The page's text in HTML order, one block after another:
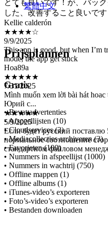
繁體中文
Kellie calderón
★★★★☆
9/9/2025
This app is good, but when I’m
mode, the app get stuck
Hoa89a
★★★★★
7/31/2025
Mình muốn xem lời bài hát hoac
Юрий с...
★★★★★
5/9/2025
Если будет русский поставлю
нормальное соотношение
стандартном файловом
Prijsplannen
Gratis
• Bevat advertenties
• Afspeellijsten (10)
• Cloudservices (3)
• Mediacollecties archiveren (3)
• Favorieten (100)
• Nummers in afspeellijst (1000)
• Nummers in wachtrij (750)
• Offline mappen (1)
• Offline albums (1)
• iTunes-video’s exporteren
• Foto’s-video’s exporteren
• Bestanden downloaden